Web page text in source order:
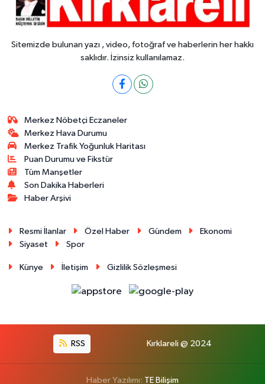
Sitemizde bulunan yazı , video, fotoğraf ve haberlerin her hakkı
saklıdır. İzinsiz kullanılamaz.
Merkez Nöbetçi Eczaneler
Merkez Hava Durumu
Merkez Trafik Yoğunluk Haritası
Puan Durumu ve Fikstür
Tüm Manşetler
Son Dakika Haberleri
Haber Arşivi
Resmi İlanlar Özel Haber Gündem
Ekonomi
Siyaset
Spor
Künye İletişim Gizlilik Sözleşmesi
RSS Kırklareli @ 2024
Haber Yazılımı: TE Bilişim